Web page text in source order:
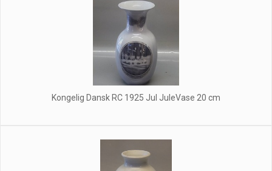
Kongelig Dansk RC 1925 Jul JuleVase 20 cm